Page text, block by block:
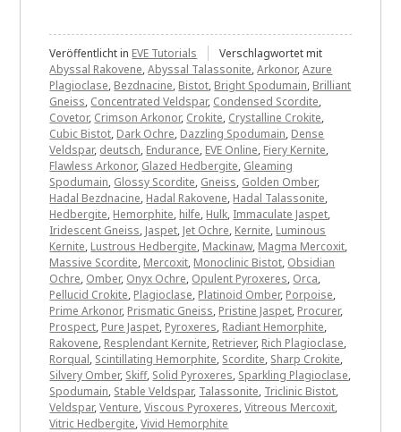
Veröffentlicht in EVE Tutorials
Verschlagwortet mit
Abyssal Rakovene,Abyssal Talassonite,Arkonor,Azure
Plagioclase, Bezdnacine, Bistot, Bright Spodumain, Brilliant
Gneiss, Concentrated Veldspar, Condensed Scordite,
Covetor, Crimson Arkonor, Crokite, Crystalline Crokite,
Cubic Bistot, Dark Ochre, Dazzling Spodumain, Dense
Veldspar, deutsch, Endurance, EVE Online, Fiery Kernite,
Flawless Arkonor, Glazed Hedbergite, Gleaming
Spodumain, Glossy Scordite, Gneiss, Golden Omber,
Hadal Bezdnacine, Hadal Rakovene, Hadal Talassonite,
Hedbergite, Hemorphite, hilfe, Hulk, Immaculate Jaspet,
Iridescent Gneiss, Jaspet, Jet Ochre, Kernite, Luminous
Kernite, Lustrous Hedbergite, Mackinaw, Magma Mercoxit,
Massive Scordite, Mercoxit, Monoclinic Bistot, Obsidian
Ochre, Omber, Onyx Ochre, Opulent Pyroxeres, Orca,
Pellucid Crokite, Plagioclase, Platinoid Omber, Porpoise,
Prime Arkonor, Prismatic Gneiss, Pristine Jaspet, Procurer,
Prospect, Pure Jaspet, Pyroxeres, Radiant Hemorphite,
Rakovene, Resplendant Kernite, Retriever, Rich Plagioclase,
Rorqual, Scintillating Hemorphite, Scordite, Sharp Crokite,
Silvery Omber, Skiff, Solid Pyroxeres, Sparkling Plagioclase,
Spodumain, Stable Veldspar, Talassonite, Triclinic Bistot,
Veldspar,Venture,Viscous Pyroxeres,Vitreous Mercoxit,
Vitric Hedbergite,Vivid Hemorphite